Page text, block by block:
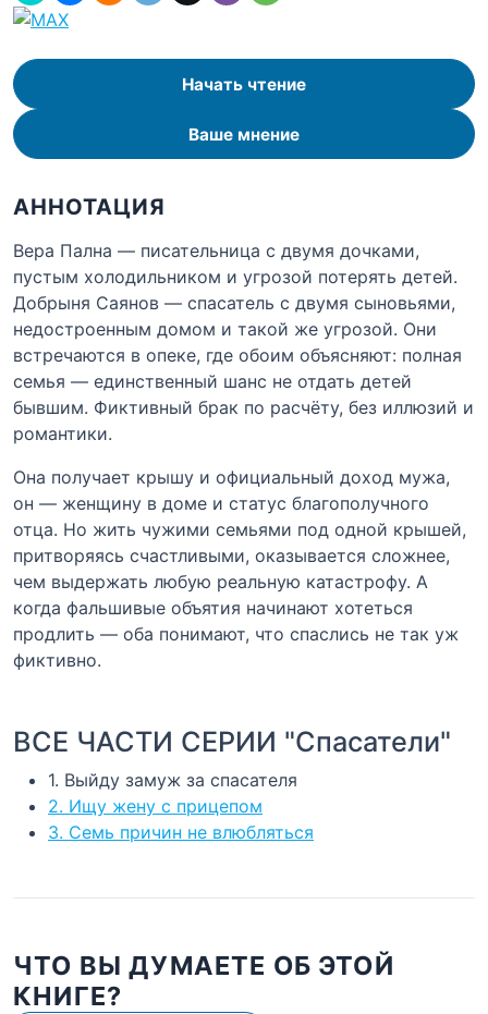
Начать чтение
Ваше мнение
АННОТАЦИЯ
Вера Пална — писательница с двумя дочками,
пустым холодильником и угрозой потерять детей.
Добрыня Саянов — спасатель с двумя сыновьями,
недостроенным домом и такой же угрозой. Они
встречаются в опеке, где обоим объясняют: полная
семья — единственный шанс не отдать детей
бывшим. Фиктивный брак по расчёту, без иллюзий и
романтики.
Она получает крышу и официальный доход мужа,
он — женщину в доме и статус благополучного
отца. Но жить чужими семьями под одной крышей,
притворяясь счастливыми, оказывается сложнее,
чем выдержать любую реальную катастрофу. А
когда фальшивые объятия начинают хотеться
продлить — оба понимают, что спаслись не так уж
фиктивно.
ВСЕ ЧАСТИ СЕРИИ "Спасатели"
1. Выйду замуж за спасателя
2. Ищу жену с прицепом
3. Семь причин не влюбляться
ЧТО ВЫ ДУМАЕТЕ ОБ ЭТОЙ
КНИГЕ?